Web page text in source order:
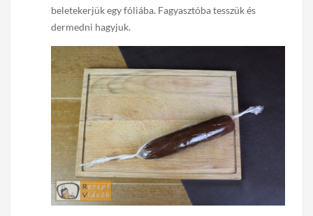
beletekerjük egy fóliába. Fagyasztóba tesszük és
dermedni hagyjuk.